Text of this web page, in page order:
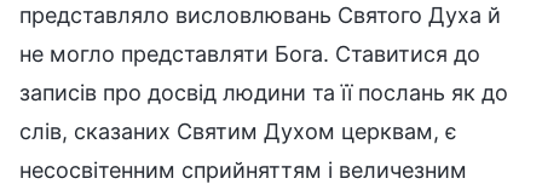
представляло висловлювань Святого Духа й
не могло представляти Бога. Ставитися до
записів про досвід людини та її послань як до
слів, сказаних Святим Духом церквам, є
несосвітенним сприйняттям і величезним